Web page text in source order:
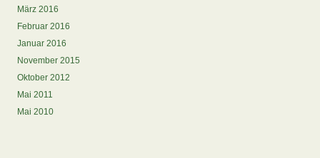
März 2016
Februar 2016
Januar 2016
November 2015
Oktober 2012
Mai 2011
Mai 2010